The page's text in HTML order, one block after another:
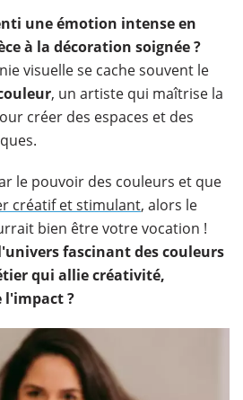
une émotion intense en
à la décoration soignée ?
visuelle se cache souvent le
, un artiste qui maîtrise la
créer des espaces et des
le pouvoir des couleurs et que
créatif et stimulant, alors le
bien être votre vocation !
fascinant des couleurs
qui allie créativité,
l'impact ?